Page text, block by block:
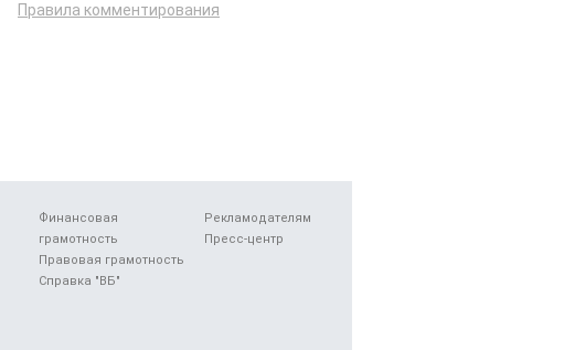
Правила комментирования
Финансовая
грамотность
Правовая грамотность
Справка "ВБ"
Рекламодателям
Пресс-центр